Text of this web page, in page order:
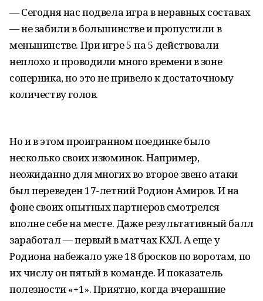
— Сегодня нас подвела игра в неравных составах
— не забили в большинстве и пропустили в
меньшинстве. При игре 5 на 5 действовали
неплохо и проводили много времени в зоне
соперника, но это не привело к достаточному
количеству голов.
Но и в этом проигранном поединке было
несколько своих изюминок. Например,
неожиданно для многих во второе звено атаки
был переведен 17-летний Родион Амиров. И на
фоне своих опытных партнеров смотрелся
вполне себе на месте. Даже результативный балл
заработал — первый в матчах КХЛ. А еще у
Родиона набежало уже 18 бросков по воротам, по
их числу он пятый в команде. И показатель
полезности «+1». Приятно, когда вчерашние